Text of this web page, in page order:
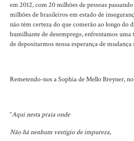
em 2012, com 20 milhões de pessoas
milhões de brasileiros em estado de
não têm certeza do que comerão ao longo do
humilhante de desemprego, enfrentamos uma
de depositarmos nossa esperança de
Remetendo-nos a Sophia de Mello Breyner,
“Aqui nesta praia onde
Não há nenhum vestígio de impureza,